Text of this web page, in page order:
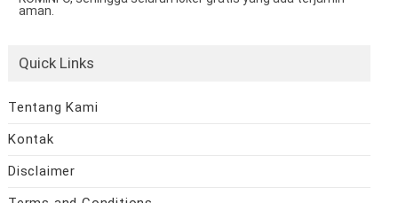
aman.
Quick Links
Tentang Kami
Kontak
Disclaimer